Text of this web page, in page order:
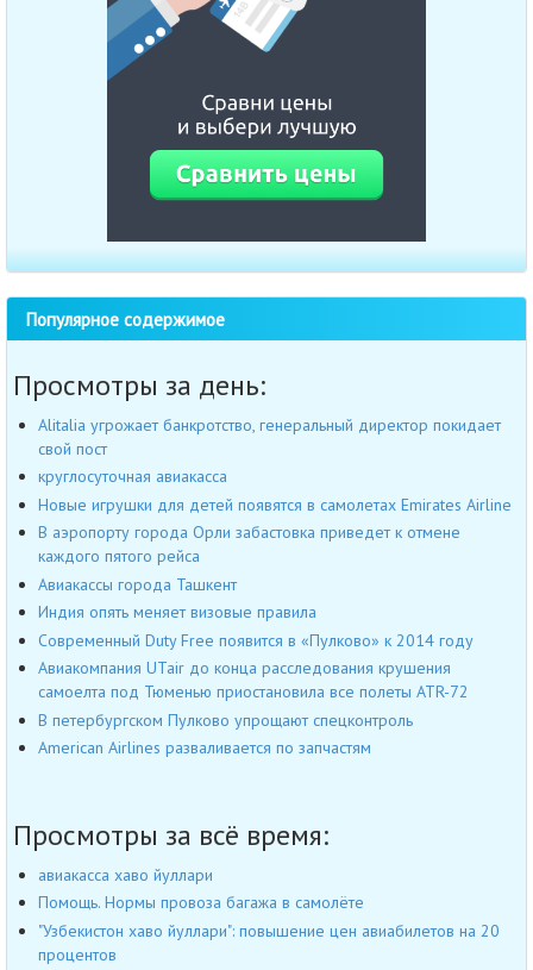
Популярное содержимое
Просмотры за день:
Alitalia угрожает банкротство, генеральный директор покидает
свой пост
круглосуточная авиакасса
Новые игрушки для детей появятся в самолетах Emirates Airline
В аэропорту города Орли забастовка приведет к отмене
каждого пятого рейса
Авиакассы города Ташкент
Индия опять меняет визовые правила
Современный Duty Free появится в «Пулково» к 2014 году
Авиакомпания UTair до конца расследования крушения
самоелта под Тюменью приостановила все полеты ATR-72
В петербургском Пулково упрощают спецконтроль
American Airlines разваливается по запчастям
Просмотры за всё время:
авиакасса хаво йуллари
Помощь. Нормы провоза багажа в самолёте
"Узбекистон хаво йуллари": повышение цен авиабилетов на 20
процентов